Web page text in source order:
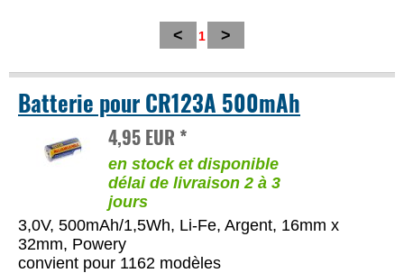
< 1 >
Batterie pour CR123A 500mAh
4,95 EUR *
en stock et disponible
délai de livraison 2 à 3
jours
3,0V, 500mAh/1,5Wh, Li-Fe, Argent, 16mm x
32mm, Powery
convient pour 1162 modèles